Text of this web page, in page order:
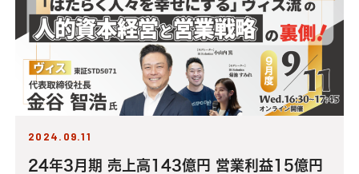
2024.09.11
24年3月期 売上高143億円 営業利益15億円